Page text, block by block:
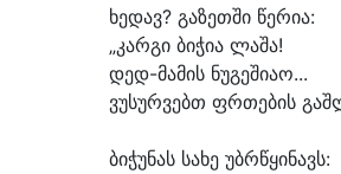
ხედავ? გაზეთში წერია:
„კარგი ბიჭია ლაშა!
დედ-მამის ნუგეშიაო...
ვუსურვებთ ფრთების
ბიჭუნას სახე უბრწყინავს: